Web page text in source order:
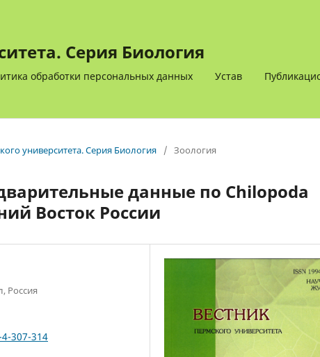
Серия Биология
обработки персональных данных Устав
университета. Серия Биология / Зоология
данные по Chilopoda
Восток России
Россия
307-314